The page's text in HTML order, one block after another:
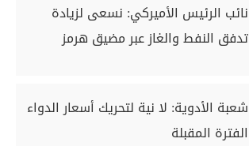
نائب الرئيس الأميركي: نسعى لزيادة
تدفق النفط والغاز عبر مضيق هرمز
شعبة الأدوية: لا نية لتحريك أسعار الدواء
الفترة المقبلة